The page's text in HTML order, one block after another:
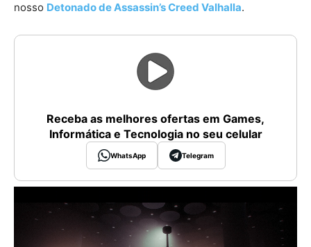
nosso Detonado de Assassin’s Creed Valhalla.
Receba as melhores ofertas em Games,
Informática e Tecnologia no seu celular
WhatsApp Telegram